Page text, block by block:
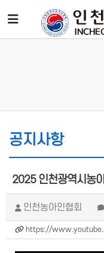
공지사항
2025 인천광역시농
인천농아인협회
https://